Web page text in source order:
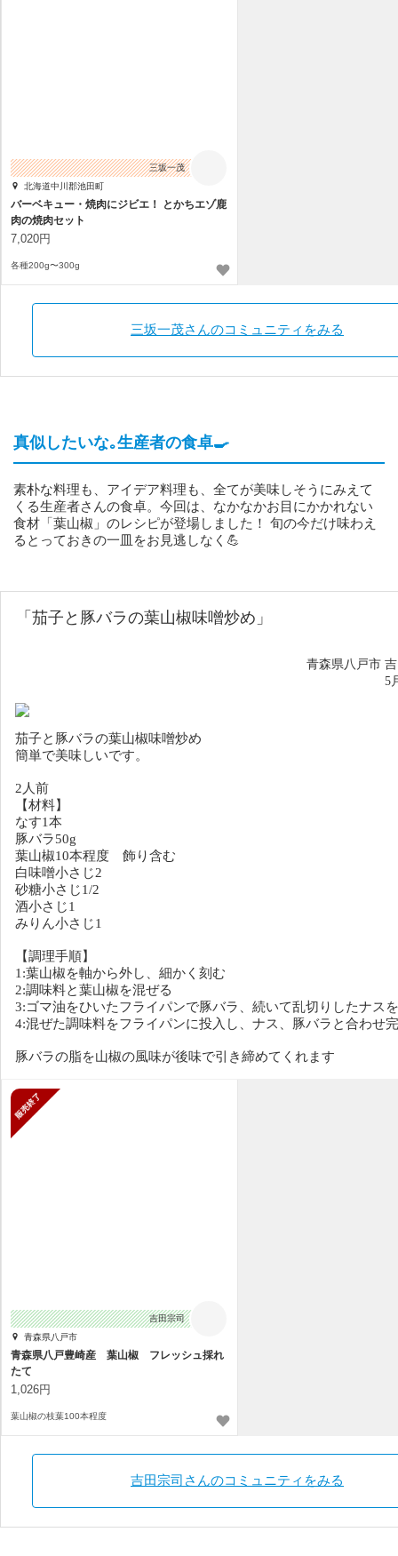
三坂一茂
北海道中川郡池田町
バーベキュー・焼肉にジビエ！ とかちエゾ鹿
肉の焼肉セット
7,020円
各種200g〜300g
三坂一茂さんのコミュニティをみる
真似したいな｡生産者の食卓🍳
素朴な料理も、アイデア料理も、全てが美味しそうにみえて
くる生産者さんの食卓。今回は、なかなかお目にかかれない
食材「葉山椒」のレシピが登場しました！ 旬の今だけ味わえ
るとっておきの一皿をお見逃しなく💪
「茄子と豚バラの葉山椒味噌炒め」
青森県八戸市
5
茄子と豚バラの葉山椒味噌炒め
簡単で美味しいです。
2人前
【材料】
なす1本
豚バラ50g
葉山椒10本程度 飾り含む
白味噌小さじ2
砂糖小さじ1/2
酒小さじ1
みりん小さじ1
【調理手順】
1:葉山椒を軸から外し、細かく刻む
2:調味料と葉山椒を混ぜる
3:ゴマ油をひいたフライパンで豚バラ、続いて乱切りしたナス
4:混ぜた調味料をフライパンに投入し、ナス、豚バラと合わせ
豚バラの脂を山椒の風味が後味で引き締めてくれます
吉田宗司
青森県八戸市
青森県八戸豊崎産 葉山椒 フレッシュ採れ
たて
1,026円
葉山椒の枝葉100本程度
吉田宗司さんのコミュニティをみる